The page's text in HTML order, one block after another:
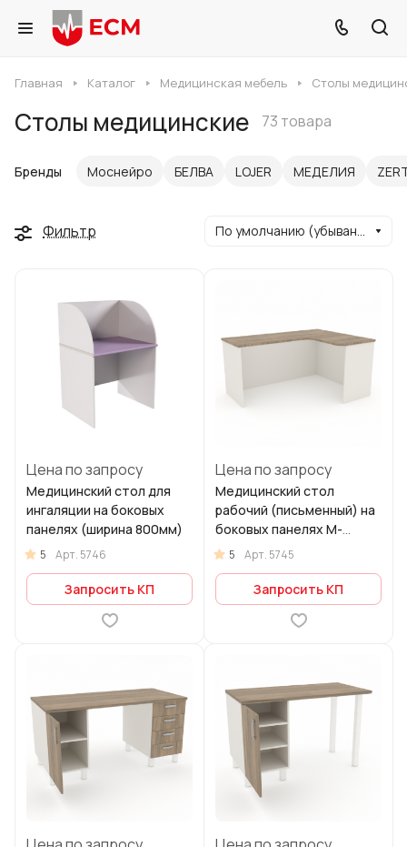
Главная Каталог Медицинская мебель Столы
Столы медицинские 73 товара
Бренды Моснейро БЕЛВА LOJER МЕДЕЛИЯ
Фильтр По умолчанию (убывание)
Цена по запросу
Медицинский стол для
ингаляции на боковых
панелях (ширина 800мм)
5 Арт. 5746
Запросить КП
Цена по запросу
Медицинский стол
рабочий (письменный) на
боковых панелях М-
СЛМ-200/75ДП (ЛДСП)
1600*1200*750мм
5 Арт. 5745
Запросить КП